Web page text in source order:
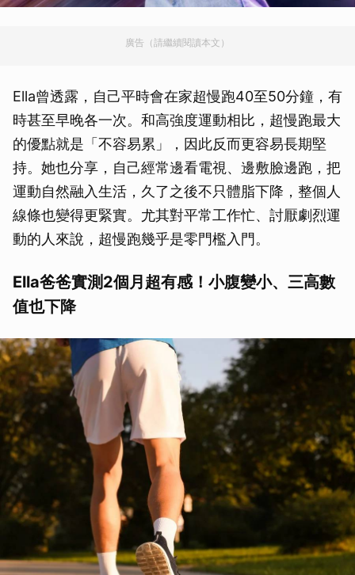
廣告（請繼續閱讀本文）
Ella曾透露，自己平時會在家超慢跑40至50分鐘，有
時甚至早晚各一次。和高強度運動相比，超慢跑最大
的優點就是「不容易累」，因此反而更容易長期堅
持。她也分享，自己經常邊看電視、邊敷臉邊跑，把
運動自然融入生活，久了之後不只體脂下降，整個人
線條也變得更緊實。尤其對平常工作忙、討厭劇烈運
動的人來說，超慢跑幾乎是零門檻入門。
Ella爸爸實測2個月超有感！小腹變小、三高數
值也下降